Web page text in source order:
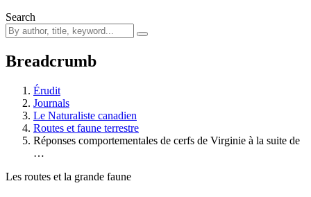
Search
Breadcrumb
Érudit
Journals
Le Naturaliste canadien
Routes et faune terrestre
Réponses comportementales de cerfs de Virginie à la suite de
…
Les routes et la grande faune